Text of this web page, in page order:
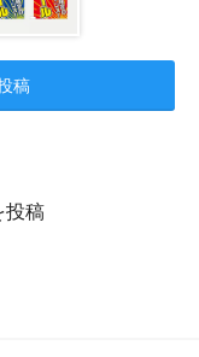
稿
投稿